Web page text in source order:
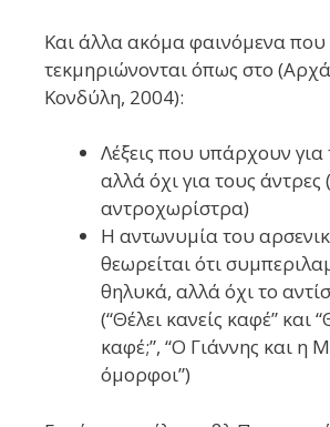
Και άλλα ακόμα φαινόμενα που
τεκμηριώνονται όπως στο
Κονδύλη, 2004):
Λέξεις που υπάρχουν για
αλλά όχι για τους άντρες
αντροχωρίστρα)
Η αντωνυμία του
θεωρείται ότι
θηλυκά, αλλά όχι το
(“Θέλει κανείς καφέ” και
καφέ;”, “Ο Γιάννης και η
όμορφοι”)